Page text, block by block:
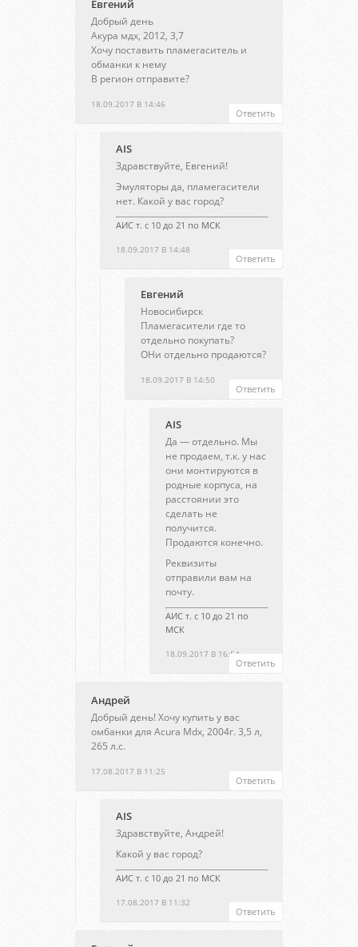
Евгений
18.09.2017 В 14:46
Добрый день
Акура мдх, 2012, 3,7
Хочу поставить пламегаситель и
обманки к нему
В регион отправите?
Ответить
AIS
18.09.2017 В 14:48
Здравствуйте, Евгений!
Эмуляторы да, пламегасители
нет. Какой у вас город?
АИС т. с 10 до 21 по МСК
Ответить
Евгений
18.09.2017 В 14:50
Новосибирск
Пламегасители где то
отдельно покупать?
ОНи отдельно продаются?
Ответить
AIS
18.09.2017 В 16:54
Да — отдельно. Мы
не продаем, т.к. у нас
они монтируются в
родные корпуса, на
расстоянии это
сделать не
получится.
Продаются конечно.
Реквизиты
отправили вам на
почту.
АИС т. с 10 до 21 по
МСК
Ответить
Андрей
17.08.2017 В 11:25
Добрый день! Хочу купить у вас
омбанки для Acura Mdx, 2004г. 3,5 л,
265 л.с.
Ответить
AIS
17.08.2017 В 11:32
Здравствуйте, Андрей!
Какой у вас город?
АИС т. с 10 до 21 по МСК
Ответить